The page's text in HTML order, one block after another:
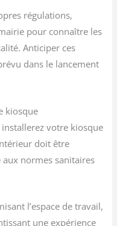
régulations,
pour connaître les
Anticiper ces
dans le lancement
kiosque
votre kiosque
doit être
normes sanitaires
l’espace de travail,
une expérience